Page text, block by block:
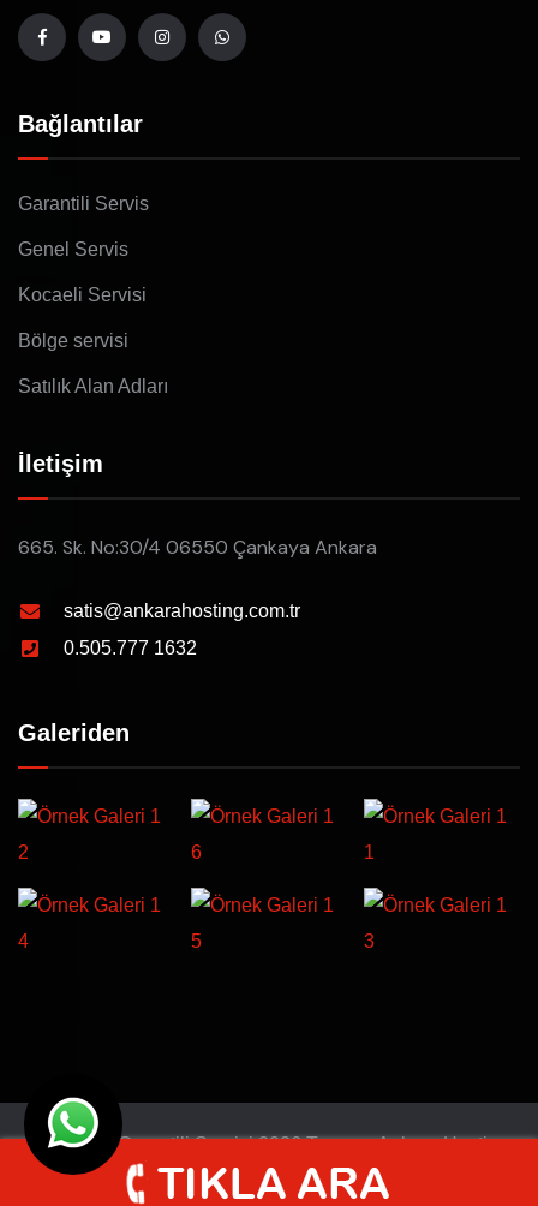
Bağlantılar
Garantili Servis
Genel Servis
Kocaeli Servisi
Bölge servisi
Satılık Alan Adları
İletişim
665. Sk. No:30/4 06550 Çankaya Ankara
satis@ankarahosting.com.tr
0.505.777 1632
Galeriden
© Türkiye Garantili Servisi 2026 TasarımAnkara Hosting